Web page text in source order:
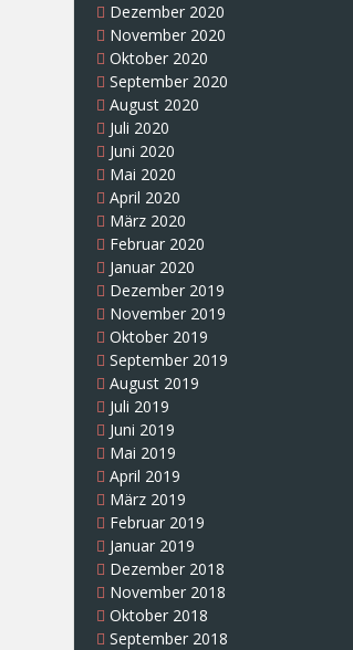
Dezember 2020
November 2020
Oktober 2020
September 2020
August 2020
Juli 2020
Juni 2020
Mai 2020
April 2020
März 2020
Februar 2020
Januar 2020
Dezember 2019
November 2019
Oktober 2019
September 2019
August 2019
Juli 2019
Juni 2019
Mai 2019
April 2019
März 2019
Februar 2019
Januar 2019
Dezember 2018
November 2018
Oktober 2018
September 2018